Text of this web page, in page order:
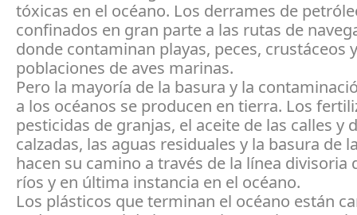
tóxicas en el océano. Los derrames de
confinados en gran parte a las rutas de
donde contaminan playas, peces, crustáceos y
poblaciones de aves marinas.
Pero la mayoría de la basura y la
a los océanos se producen en tierra. Los
pesticidas de granjas, el aceite de las calles y
calzadas, las aguas residuales y la basura de
hacen su camino a través de la línea divisoria
ríos y en última instancia en el océano.
Los plásticos que terminan el océano están